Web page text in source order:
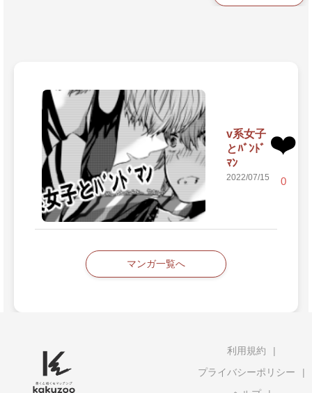
v系女子
とﾊﾞﾝﾄﾞ
ﾏﾝ
2022/07/15
❤️
0
マンガ一覧へ
利用規約
プライバシーポリシー